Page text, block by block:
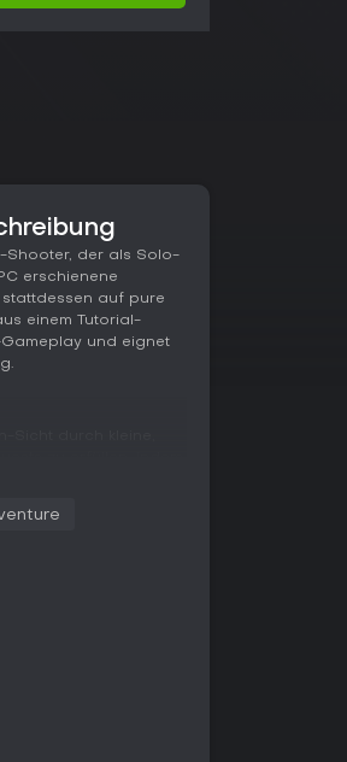
Shooter, der als Solo-
erschienene
auf pure
einem Tutorial-
und eignet
sodass du Loadouts